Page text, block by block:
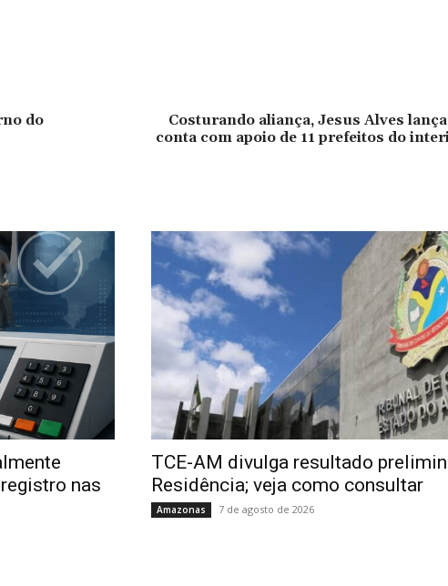
do
Costurando aliança, Jesus Alves
conta com apoio de 11 prefeitos do
nas
TCE-AM divulga resultado
Residência; veja como consultar
Amazonas 7 de agosto de 2026